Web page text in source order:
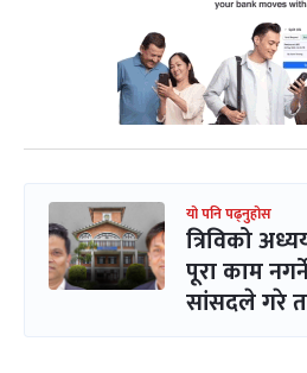
यो पनि पढ्नुहोस
त्रिविको
पूरा काम
सांसदले गरे